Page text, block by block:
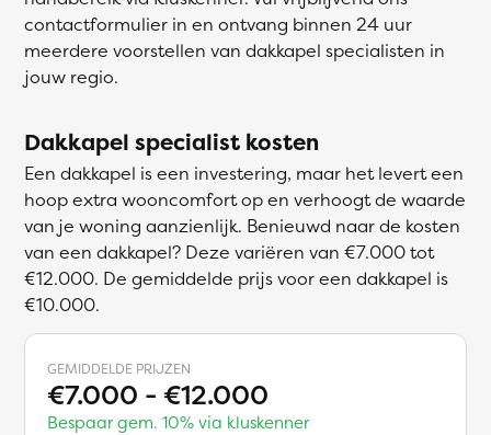
contactformulier in en ontvang binnen 24 uur
meerdere voorstellen van dakkapel specialisten in
jouw regio.
Dakkapel specialist kosten
Een dakkapel is een investering, maar het levert een
hoop extra wooncomfort op en verhoogt de waarde
van je woning aanzienlijk. Benieuwd naar de kosten
van een dakkapel? Deze variëren van €7.000 tot
€12.000. De gemiddelde prijs voor een dakkapel is
€10.000.
GEMIDDELDE PRIJZEN
€7.000 - €12.000
Bespaar gem. 10% via kluskenner